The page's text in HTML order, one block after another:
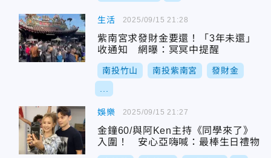
生活
紫南宮求發財金要還！「3年未還」
收通知 網曝：冥冥中提醒
南投竹山 南投紫南宮 發財金
2025/09/15 21:28
娛樂
金鐘60/與阿Ken主持《同學來了》
入圍！ 安心亞嗨喊：最棒生日禮物
2025/09/15 21:27